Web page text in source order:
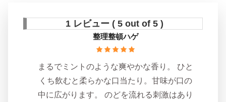
1 レビュー ( 5 out of 5 )
整理整頓ハゲ
まるでミントのような爽やかな香り。 ひと
くち飲むと柔らかな口当たり。甘味が口の
中に広がります。 のどを流れる刺激はあり